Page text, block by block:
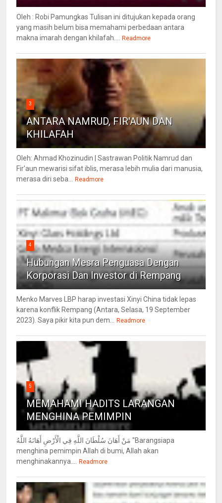
Oleh : Robi Pamungkas Tulisan ini ditujukan kepada orang
yang masih belum bisa memahami perbedaan antara
makna imarah dengan khilafah....
Readmore
3
ANTARA NAMRUD, FIR'AUN DAN
KHILAFAH
Oleh: Ahmad Khozinudin | Sastrawan Politik Namrud dan
Fir'aun mewarisi sifat iblis, merasa lebih mulia dari manusia,
merasa diri seba...
Readmore
4
Hubungan Mesra Penguasa Dengan
Korporasi Dan Investor di Rempang
Menko Marves LBP harap investasi Xinyi China tidak lepas
karena konflik Rempang (Antara, Selasa, 19 September
2023). Saya pikir kita pun dem...
Readmore
5
MEMAHAMI HADITS LARANGAN
MENGHINA PEMIMPIN
مَنْ أَهَانَ سُلْطَانَ اللَّهِ فِي الْأَرْضِ أَهَانَهُ اللَّهُ "Barangsiapa
menghina pemimpin Allah di bumi, Allah akan
menghinakannya....
Readmore